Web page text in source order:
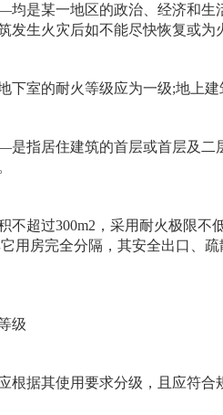
某一地区的政治、经济和生活
发生火灾后如不能尽快恢复或
室的耐火等级应为一级;地上建
居住建筑的首层或首层及二
超过300m2，采用耐火极限不
用房完全分隔，其安全出口、
级
据其使用要求分级，且应符合